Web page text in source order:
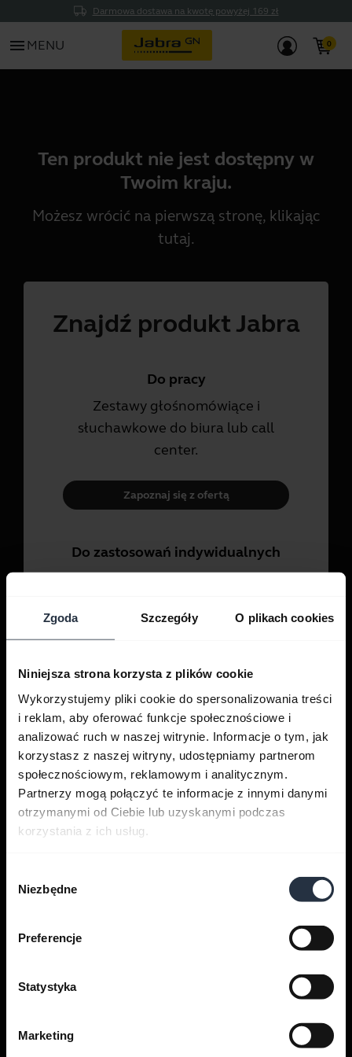
Darmowa dostawa na kwotę powyżej 169 zł
Zgoda Szczegóły O plikach cookies
Niniejsza strona korzysta z plików cookie
Wykorzystujemy pliki cookie do spersonalizowania treści
i reklam, aby oferować funkcje społecznościowe i
analizować ruch w naszej witrynie. Informacje o tym, jak
korzystasz z naszej witryny, udostępniamy partnerom
społecznościowym, reklamowym i analitycznym.
Partnerzy mogą połączyć te informacje z innymi danymi
otrzymanymi od Ciebie lub uzyskanymi podczas
korzystania z ich usług.
zgody
Niezbędne
Preferencje
Statystyka
Marketing
menu MENU
Ten produkt nie jest dostępny w
Twoim kraju.
Możesz wrócić na pierwszą stronę, klikając
tutaj.
Znajdź produkt Jabra
Do pracy
Zestawy głośnomówiące i
słuchawkowe do biura lub call
center.
Zapoznaj się z ofertą
Do zastosowań indywidualnych
Uzyskaj pomoc
Aplikacje Jabra
pomocą Bluetooth
Przewodnik zgodności